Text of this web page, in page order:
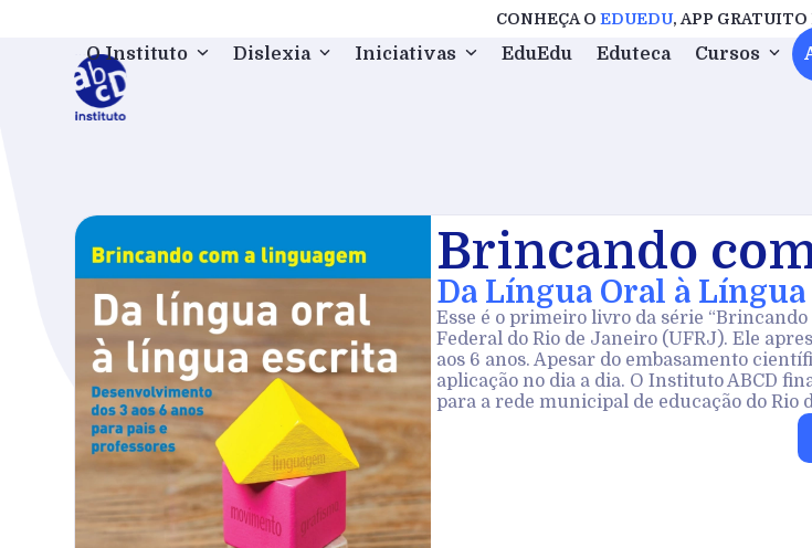
CONHEÇA O EDUEDU, APP
O Instituto Dislexia Iniciativas EduEdu Eduteca Cursos
Brincando
Da Língua Oral à
Esse é o primeiro livro da série
Federal do Rio de Janeiro (UFRJ). Ele
aos 6 anos. Apesar do embasamento
aplicação no dia a dia. O Instituto ABCD
para a rede municipal de educação do Rio